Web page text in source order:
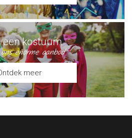
een kostuum
enorme aanbod
meer